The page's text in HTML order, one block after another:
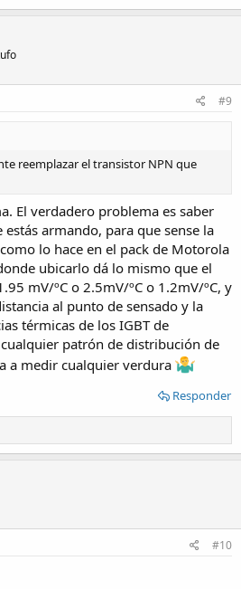
#9
reemplazar el transistor NPN que
El verdadero problema es saber
armando, para que sense la
lo hace en el pack de Motorola
ubicarlo dá lo mismo que el
mV/ºC o 2.5mV/ºC o 1.2mV/ºC, y
al punto de sensado y la
térmicas de los IGBT de
patrón de distribución de
a medir cualquier verdura
Responder
#10